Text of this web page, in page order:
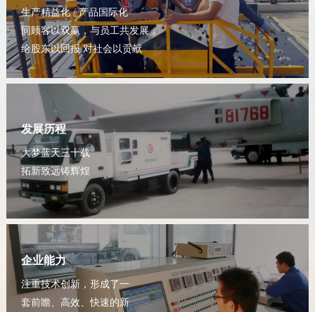
生产精益化 / 产品国际化
同顾客以双赢，与员工共发展，
给股东以回报 对社会以贡献
发展历程
大梦蓝天三十载
拓新致远铸辉煌
企业能力
注重技术创新，形成了一
套前瞻、高效、快速的新